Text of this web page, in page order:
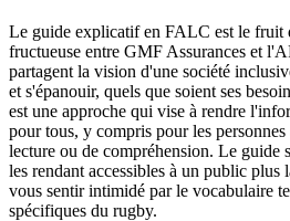
Le guide explicatif en FALC est le fruit
fructueuse entre GMF Assurances et
partagent la vision d'une société
et s'épanouir, quels que soient ses
est une approche qui vise à rendre
pour tous, y compris pour les
lecture ou de compréhension. Le guide
les rendant accessibles à un public plus
vous sentir intimidé par le vocabulaire
spécifiques du rugby.